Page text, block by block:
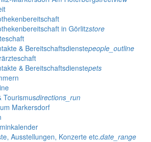
in Görlitzstore
& Bereitschaftsdienstepeople_outline
& Bereitschaftsdienstepets
Tourismusdirections_run
Markersdorf
Ausstellungen, Konzerte etc.date_range